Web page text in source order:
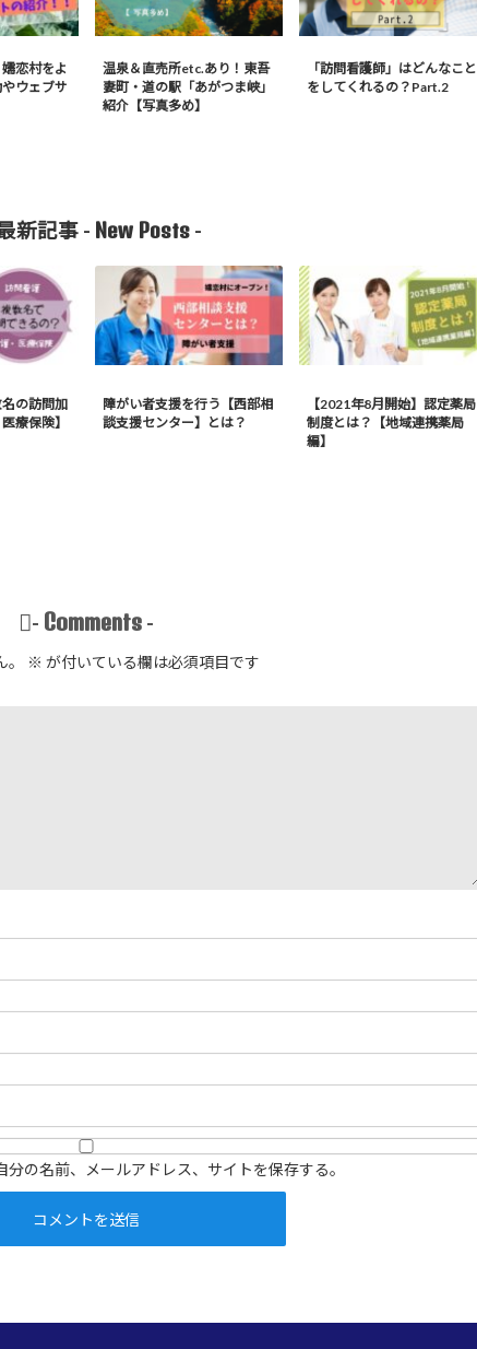
嬬恋村をよ
ウェブサ
温泉＆直売所etc.あり！東吾
妻町・道の駅「あがつま峡」
紹介【写真多め】
「訪問看護師」はどんなこと
をしてくれるの？Part.2
新記事 - New Posts -
名の訪問加
療保険】
障がい者支援を行う【西部相
談支援センター】とは？
【2021年8月開始】認定薬局
制度とは？【地域連携薬局
編】
- Comments -
※ が付いている欄は必須項目です
の名前、メールアドレス、サイトを保存する。